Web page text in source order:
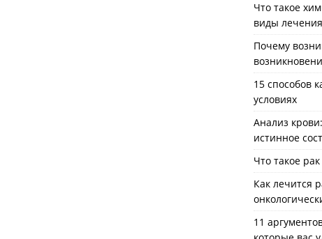
Что такое
виды
Почему
15 способов
условиях
Анализ
истинное
Что такое
Как лечится
11